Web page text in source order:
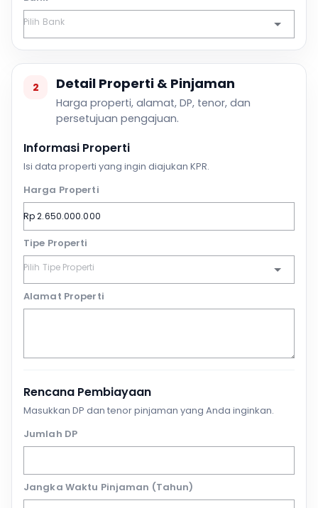
2 Detail Properti & Pinjaman
Harga properti, alamat, DP, tenor, dan
persetujuan pengajuan.
Informasi Properti
Isi data properti yang ingin diajukan KPR.
Harga Properti
Tipe Properti
Alamat Properti
Rencana Pembiayaan
Masukkan DP dan tenor pinjaman yang Anda inginkan.
Jumlah DP
Jangka Waktu Pinjaman (Tahun)